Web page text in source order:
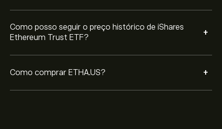
Como posso seguir o preço histórico de iShares
Ethereum Trust ETF?
+
Como comprar ETHA.US? +